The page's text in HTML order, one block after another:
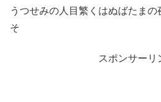
うつせみの人目繁くはぬばたまの
そ
スポンサーリ